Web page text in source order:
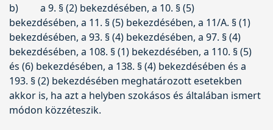
b)
a 9. § (2) bekezdésében, a 10. § (5)
bekezdésében, a 11. § (5) bekezdésében, a 11/A. § (1)
bekezdésében, a 93. § (4) bekezdésében, a 97. § (4)
bekezdésében, a 108. § (1) bekezdésében, a 110. § (5)
és (6) bekezdésében, a 138. § (4) bekezdésében és a
193. § (2) bekezdésében meghatározott esetekben
akkor is, ha azt a helyben szokásos és általában ismert
módon közzéteszik.